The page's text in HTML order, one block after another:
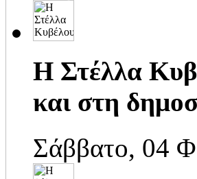
Η Στέλλα
και στη
Σάββατο, 04